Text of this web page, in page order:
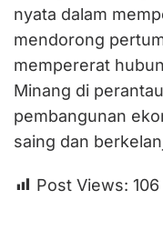
nyata dalam
mendorong
mempererat
Minang di
pembangunan
saing dan
Post Views: 106